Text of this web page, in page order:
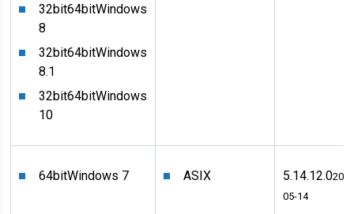
32bit64bitWindows
8
32bit64bitWindows
8.1
32bit64bitWindows
10
64bitWindows 7 ASIX 5.14.12.0
05-14